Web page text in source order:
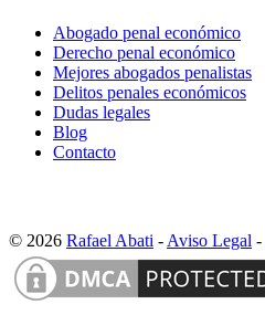
Abogado penal económico
Derecho penal económico
Mejores abogados penalistas
Delitos penales económicos
Dudas legales
Blog
Contacto
© 2026 Rafael Abati - Aviso Legal -